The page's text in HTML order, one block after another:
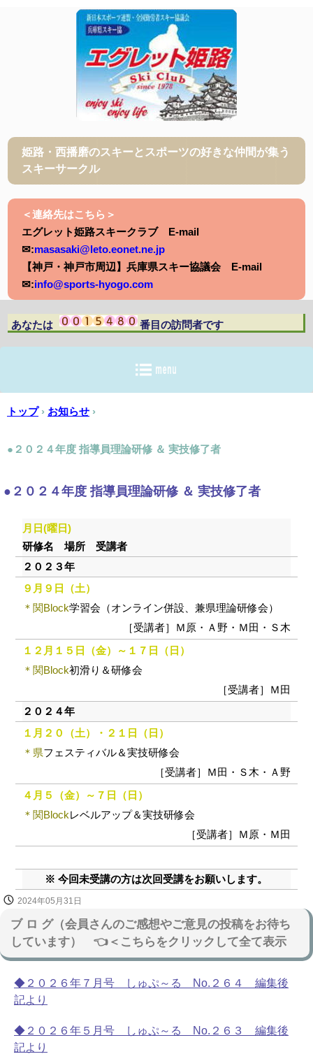
姫路・西播磨のスキーとスポーツの好きな仲間が集う
スキーサークル
＜連絡先はこちら＞
エグレット姫路スキークラブ E-mail
✉:masasaki@leto.eonet.ne.jp
【神戸・神戸市周辺】兵庫県スキー協議会 E-mail
✉:info@sports-hyogo.com
あなたは 番目の訪問者です
トップ › お知らせ ›
●２０２４年度 指導員理論研修 ＆ 実技修了者
●２０２４年度 指導員理論研修 ＆ 実技修了者
月日(曜日)
研修名 場所 受講者
２０２３年
９月９日（土）
＊関Block学習会（オンライン併設、兼県理論研修会）
［受講者］Ｍ原・Ａ野・Ｍ田・Ｓ木
１２月１５日（金）～１７日（日）
＊関Block初滑り＆研修会
［受講者］Ｍ田
２０２４年
１月２０（土）・２１日（日）
＊県フェスティバル＆実技研修会
［受講者］Ｍ田・Ｓ木・Ａ野
４月５（金）～７日（日）
＊関Blockレベルアップ＆実技研修会
［受講者］Ｍ原・Ｍ田
※ 今回未受講の方は次回受講をお願いします。
2024年05月31日
ブ ロ グ（会員さんのご感想やご意見の投稿をお待ち
しています） 👈＜こちらをクリックして全て表示
◆２０２６年７月号 しゅぷ～る No.２６４ 編集後
記より
◆２０２６年５月号 しゅぷ～る No.２６３ 編集後
記より